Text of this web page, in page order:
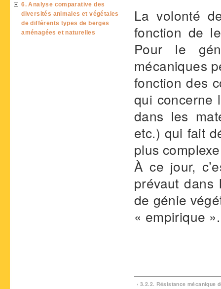
La volonté
fonction de
Pour le
mécaniques
fonction des
qui concerne
dans les
etc.) qui fait
plus
À ce jour,
prévaut dans
de génie
« empirique ».
‹ 3.2.2. Résistance mécanique
6. Analyse comparative des
diversités animales et végétales
de différents types de berges
aménagées et naturelles